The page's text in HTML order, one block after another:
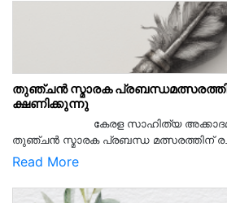
തുഞ്ചൻ സ്മാരക
ക്ഷണിക്കുന്നു
കേരള സാഹിത്യ
തുഞ്ചൻ സ്മാരക പ്രബന്ധ മത്സരത്തിന്
Read More